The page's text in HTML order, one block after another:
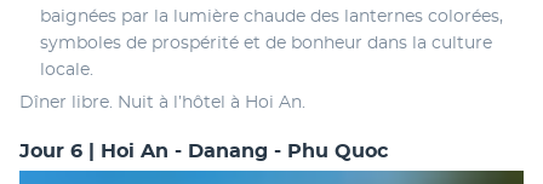
baignées par la lumière chaude des lanternes colorées,
symboles de prospérité et de bonheur dans la culture
locale.
Dîner libre. Nuit à l’hôtel à Hoi An.
Jour 6 | Hoi An - Danang - Phu Quoc